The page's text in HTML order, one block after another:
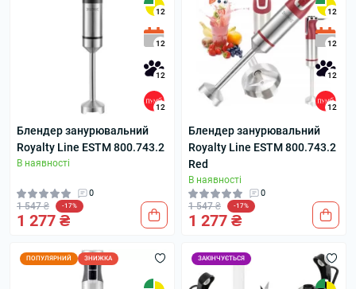
12
12
12
12
Блендер занурювальний
Royalty Line ESTM 800.743.2
В наявності
0
1 547 ₴ -17%
1 277 ₴
12
12
12
12
Блендер занурювальний
Royalty Line ESTM 800.743.2
Red
В наявності
0
1 547 ₴ -17%
1 277 ₴
ПОПУЛЯРНИЙ ЗНИЖКА ЗАКІНЧУЄТЬСЯ